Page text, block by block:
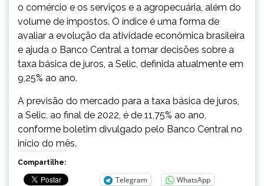
o comércio e os serviços e a agropecuária, além do
volume de impostos. O índice é uma forma de
avaliar a evolução da atividade econômica brasileira
e ajuda o Banco Central a tomar decisões sobre a
taxa básica de juros, a Selic, definida atualmente em
9,25% ao ano.
A previsão do mercado para a taxa básica de juros,
a Selic, ao final de 2022, é de 11,75% ao ano,
conforme boletim divulgado pelo Banco Central no
início do mês.
Compartilhe:
Telegram
WhatsApp